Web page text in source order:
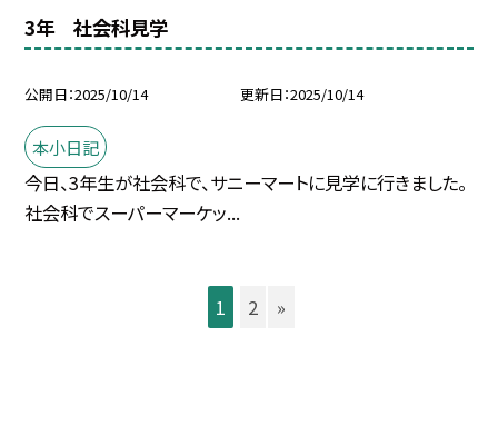
3年 社会科見学
公開日 2025/10/14 更新日 2025/10/14
本小日記
今日、3年生が社会科で、サニーマートに見学に行きました。
社会科でスーパーマーケッ...
1 2 »